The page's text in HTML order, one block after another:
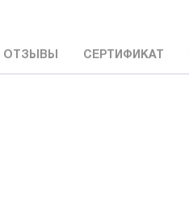
ОТЗЫВЫ СЕРТИФИКАТ